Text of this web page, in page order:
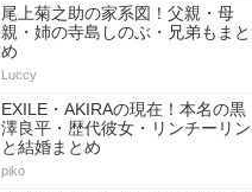
尾上菊之助の家系図！父親・母
親・姉の寺島しのぶ・兄弟もまと
め
Luccy
EXILE・AKIRAの現在！本名の黒
澤良平・歴代彼女・リンチーリン
と結婚まとめ
piko